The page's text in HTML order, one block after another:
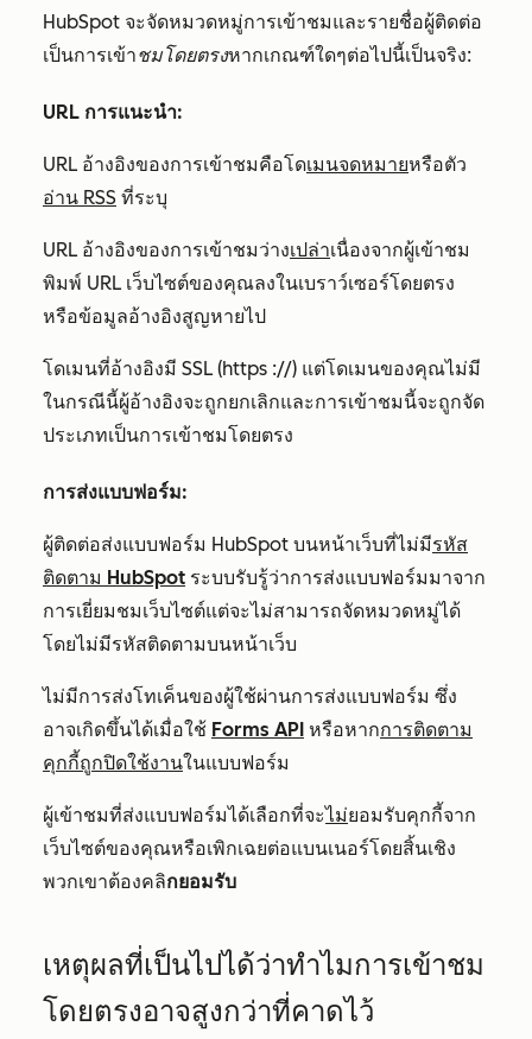
HubSpot จะจัดหมวดหมู่การเข้าชมและรายชื่อผู้ติดต่อ
เป็นการเข้าชมโดยตรงหากเกณฑ์ใดๆต่อไปนี้เป็นจริง:
URL การแนะนำ:
URL อ้างอิงของการเข้าชมคือโดเมนจดหมายหรือตัว
อ่าน RSS ที่ระบุ
URL อ้างอิงของการเข้าชมว่างเปล่าเนื่องจากผู้เข้าชม
พิมพ์ URL เว็บไซต์ของคุณลงในเบราว์เซอร์โดยตรง
หรือข้อมูลอ้างอิงสูญหายไป
โดเมนที่อ้างอิงมี SSL (https ://) แต่โดเมนของคุณไม่มี
ในกรณีนี้ผู้อ้างอิงจะถูกยกเลิกและการเข้าชมนี้จะถูกจัด
ประเภทเป็นการเข้าชมโดยตรง
การส่งแบบฟอร์ม:
ผู้ติดต่อส่งแบบฟอร์ม HubSpot บนหน้าเว็บที่ไม่มีรหัส
ติดตาม HubSpot ระบบรับรู้ว่าการส่งแบบฟอร์มมาจาก
การเยี่ยมชมเว็บไซต์แต่จะไม่สามารถจัดหมวดหมู่ได้
โดยไม่มีรหัสติดตามบนหน้าเว็บ
ไม่มีการส่งโทเค็นของผู้ใช้ผ่านการส่งแบบฟอร์ม ซึ่ง
อาจเกิดขึ้นได้เมื่อใช้ Forms API หรือหากการติดตาม
คุกกี้ถูกปิดใช้งานในแบบฟอร์ม
ผู้เข้าชมที่ส่งแบบฟอร์มได้เลือกที่จะไม่ยอมรับคุกกี้จาก
เว็บไซต์ของคุณหรือเพิกเฉยต่อแบนเนอร์โดยสิ้นเชิง
พวกเขาต้องคลิกยอมรับ
เหตุผลที่เป็นไปได้ว่าทำไมการเข้าชม
โดยตรงอาจสูงกว่าที่คาดไว้